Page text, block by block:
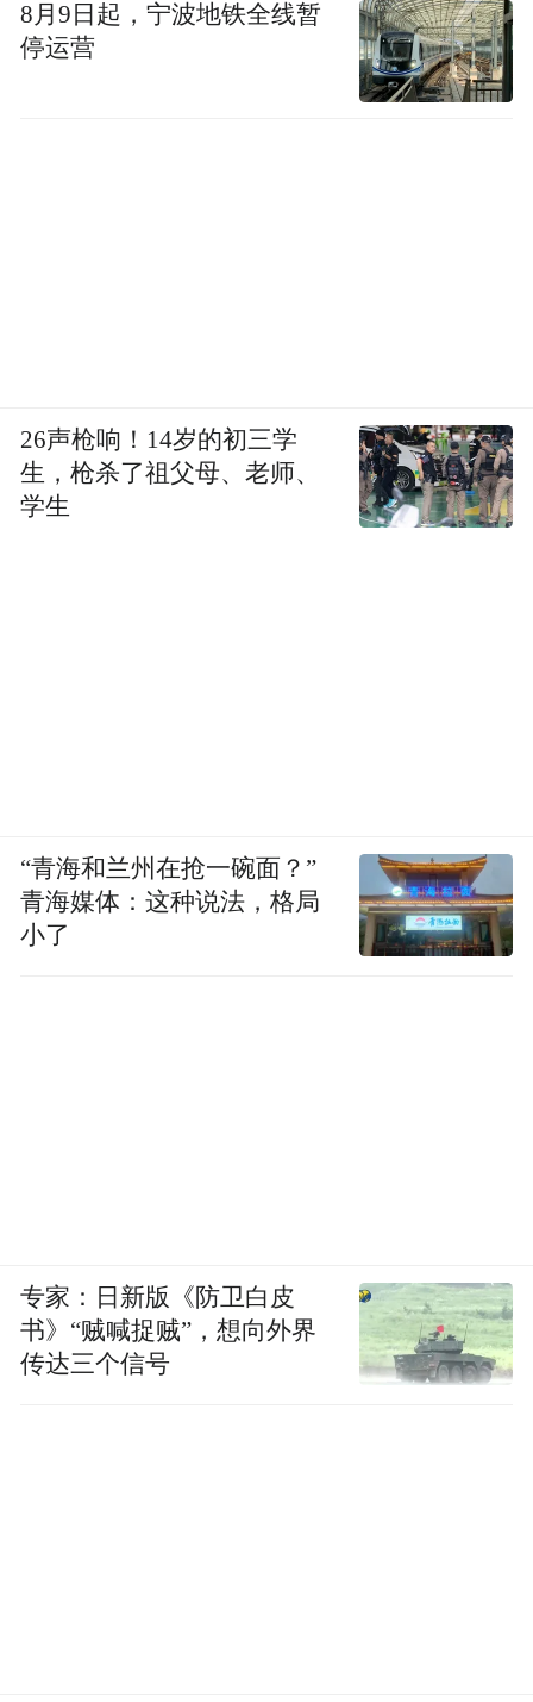
8月9日起，宁波地铁全线暂
停运营
26声枪响！14岁的初三学
生，枪杀了祖父母、老师、
学生
“青海和兰州在抢一碗面？”
青海媒体：这种说法，格局
小了
专家：日新版《防卫白皮
书》“贼喊捉贼”，想向外界
传达三个信号